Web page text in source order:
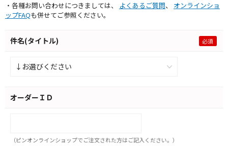
・各種お問い合わせにつきましては、
よくあるご質問、 オンラインショ
ップFAQも併せてご参照ください。
件名(タイトル)
オーダーＩＤ
（ピンオンラインショップでご注文された方はご記入ください。）